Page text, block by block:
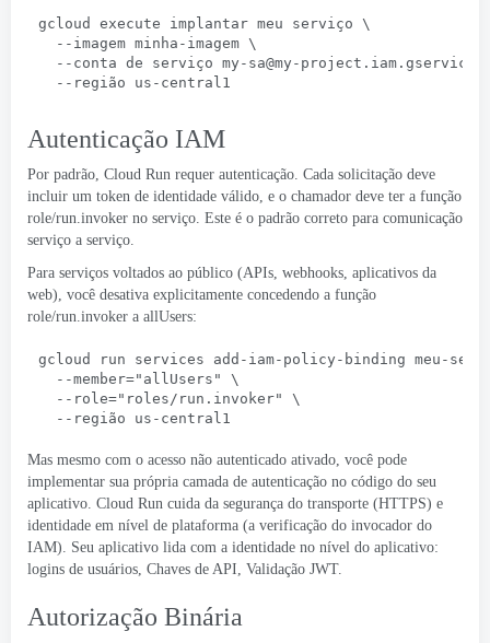
gcloud execute implantar meu serviço \
  --imagem minha-imagem \
  --conta de serviço
my-sa@my-
  --região us-central1
Autenticação IAM
Por padrão, Cloud Run requer autenticação. Cada solicitação deve
incluir um token de identidade válido, e o chamador deve ter a função
role/run.invoker no serviço. Este é o padrão correto para comunicação
serviço a serviço.
Para serviços voltados ao público (APIs, webhooks, aplicativos da
web), você desativa explicitamente concedendo a função
role/run.invoker a allUsers:
gcloud run services add-iam-policy-binding meu-
  --
member="allUsers " \
  --
role="roles/run.invoker" \
  --região us-central1
Mas mesmo com o acesso não autenticado ativado, você pode
implementar sua própria camada de autenticação no código do seu
aplicativo. Cloud Run cuida da segurança do transporte (HTTPS) e
identidade em nível de plataforma (a verificação do invocador do
IAM). Seu aplicativo lida com a identidade no nível do aplicativo:
logins de usuários, Chaves de API, Validação JWT.
Autorização Binária